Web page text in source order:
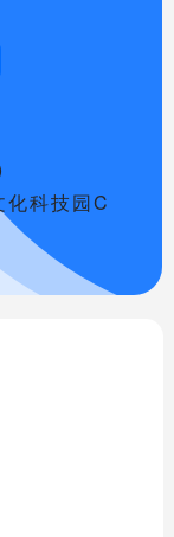
科技园C